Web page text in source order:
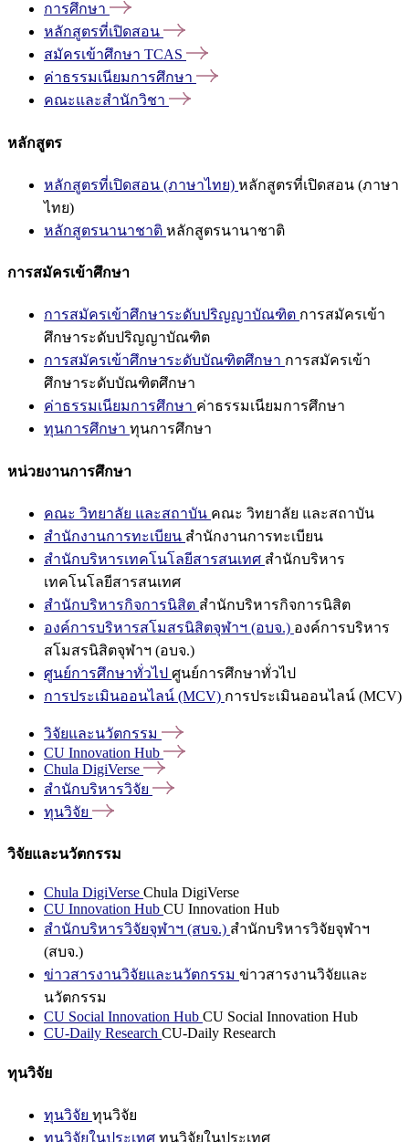
การศึกษา
หลักสูตรที่เปิดสอน
สมัครเข้าศึกษา TCAS
ค่าธรรมเนียมการศึกษา
คณะและสำนักวิชา
หลักสูตร
หลักสูตรที่เปิดสอน (ภาษาไทย) หลักสูตรที่เปิดสอน (ภาษา
ไทย)
หลักสูตรนานาชาติ หลักสูตรนานาชาติ
การสมัครเข้าศึกษา
การสมัครเข้าศึกษาระดับปริญญาบัณฑิต การสมัครเข้า
ศึกษาระดับปริญญาบัณฑิต
การสมัครเข้าศึกษาระดับบัณฑิตศึกษา การสมัครเข้า
ศึกษาระดับบัณฑิตศึกษา
ค่าธรรมเนียมการศึกษา ค่าธรรมเนียมการศึกษา
ทุนการศึกษา ทุนการศึกษา
หน่วยงานการศึกษา
คณะ วิทยาลัย และสถาบัน คณะ วิทยาลัย และสถาบัน
สำนักงานการทะเบียน สำนักงานการทะเบียน
สำนักบริหารเทคโนโลยีสารสนเทศ สำนักบริหาร
เทคโนโลยีสารสนเทศ
สำนักบริหารกิจการนิสิต สำนักบริหารกิจการนิสิต
องค์การบริหารสโมสรนิสิตจุฬาฯ (อบจ.) องค์การบริหาร
สโมสรนิสิตจุฬาฯ (อบจ.)
ศูนย์การศึกษาทั่วไป ศูนย์การศึกษาทั่วไป
การประเมินออนไลน์ (MCV) การประเมินออนไลน์ (MCV)
วิจัยและนวัตกรรม
CU Innovation Hub
Chula DigiVerse
สำนักบริหารวิจัย
ทุนวิจัย
วิจัยและนวัตกรรม
Chula DigiVerse Chula DigiVerse
CU Innovation Hub CU Innovation Hub
สำนักบริหารวิจัยจุฬาฯ (สบจ.) สำนักบริหารวิจัยจุฬาฯ
(สบจ.)
ข่าวสารงานวิจัยและนวัตกรรม ข่าวสารงานวิจัยและ
นวัตกรรม
CU Social Innovation Hub CU Social Innovation Hub
CU-Daily Research CU-Daily Research
ทุนวิจัย
ทุนวิจัย ทุนวิจัย
ทุนวิจัยในประเทศ ทุนวิจัยในประเทศ